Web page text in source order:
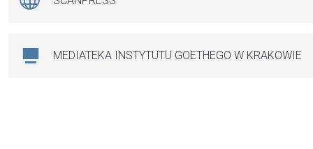
MEDIATEKA INSTYTUTU GOETHEGO W KRAKOWIE